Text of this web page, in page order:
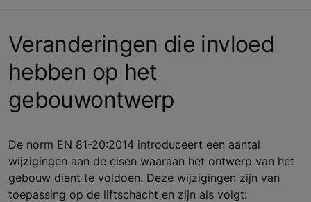
Veranderingen die invloed
hebben op het
gebouwontwerp
De norm EN 81-20:2014 introduceert een aantal
wijzigingen aan de eisen waaraan het ontwerp van het
gebouw dient te voldoen. Deze wijzigingen zijn van
toepassing op de liftschacht en zijn als volgt: